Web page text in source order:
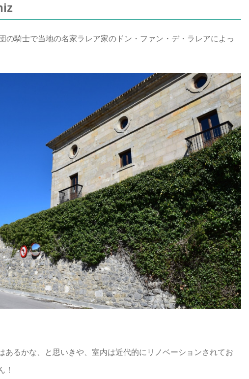
の騎士で当地の名家ラレア家のドン・ファン・デ・ラレアによっ
あるかな、と思いきや、室内は近代的にリノベーションされてお
！